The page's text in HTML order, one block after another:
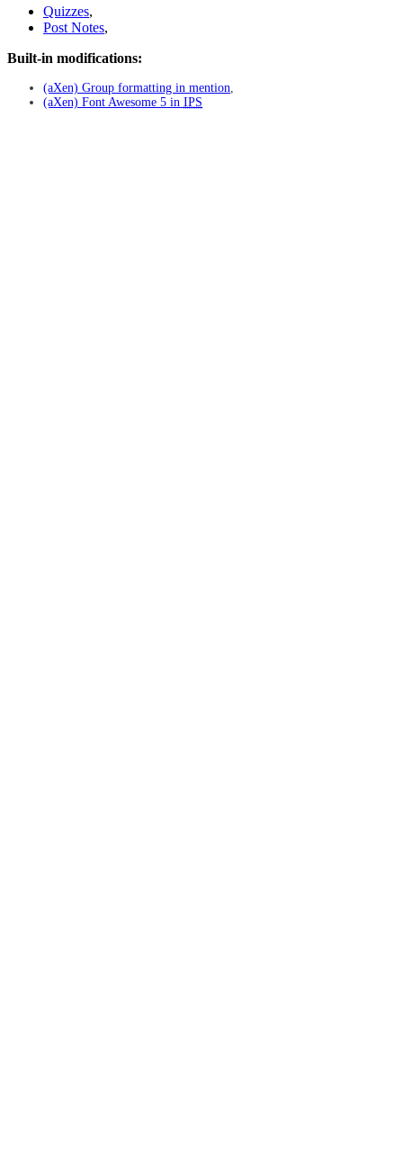
Quizzes,
Post Notes,
Built-in modifications:
(aXen) Group formatting in mention,
(aXen) Font Awesome 5 in IPS